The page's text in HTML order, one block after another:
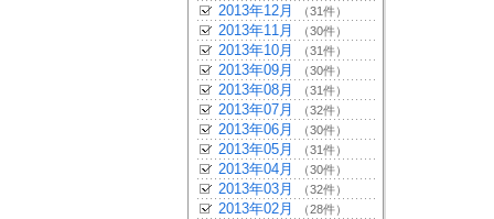
2013年12月 （31件）
2013年11月 （30件）
2013年10月 （31件）
2013年09月 （30件）
2013年08月 （31件）
2013年07月 （32件）
2013年06月 （30件）
2013年05月 （31件）
2013年04月 （30件）
2013年03月 （32件）
2013年02月 （28件）